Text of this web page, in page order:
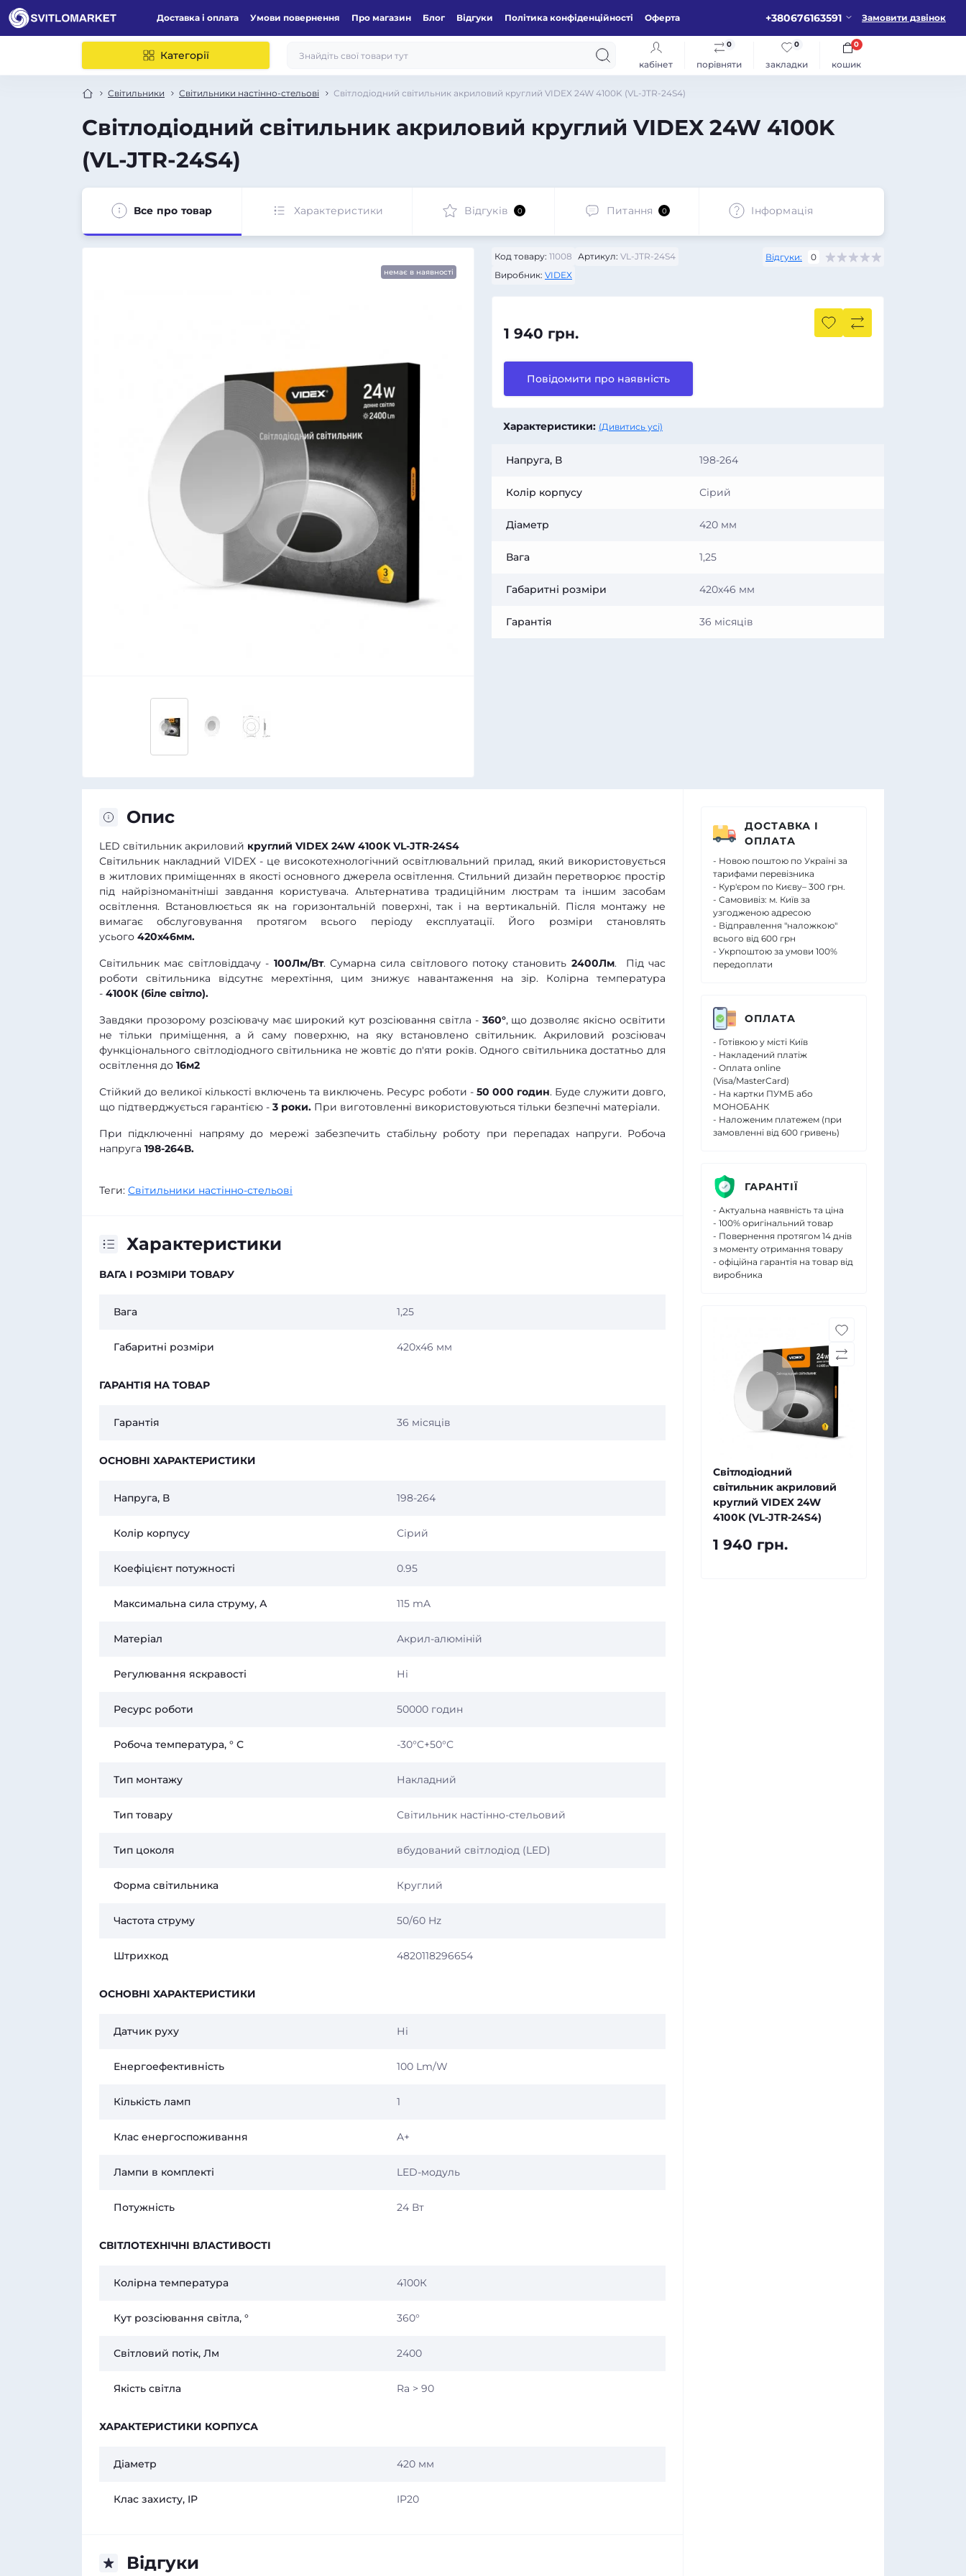
Доставка і оплата Умови повернення Про магазин Блог Відгуки Політика конфіденційності Оферта +380676163591 Замовити дзвінок
Категорії
кабінет порівняти
0
закладки
0
кошик
0
Світильники Світильники настінно-стельові Світлодіодний світильник акриловий круглий VIDEX 24W 4100K (VL-JTR-24S4)
Світлодіодний світильник акриловий круглий VIDEX 24W 4100K
(VL-JTR-24S4)
Все про товар Характеристики Відгуків 0 Питання 0 Iнформація
немає в наявності
Код товару: 11008 Артикул: VL-JTR-24S4
Виробник: VIDEX
Відгуки: 0
1 940 грн.
Повідомити про наявність
Характеристики: (Дивитись усі)
Напруга, В 198-264
Колір корпусу Сірий
Діаметр 420 мм
Вага 1,25
Габаритні розміри 420x46 мм
Гарантія 36 місяців
Опис
LED світильник акриловий круглий VIDEX 24W 4100K VL-JTR-24S4
Світильник накладний VIDEX - це високотехнологічний освітлювальний прилад, який використовується
в житлових приміщеннях в якості основного джерела освітлення. Стильний дизайн перетворює простір
під найрізноманітніші завдання користувача. Альтернатива традиційним люстрам та іншим засобам
освітлення. Встановлюється як на горизонтальній поверхні, так і на вертикальній. Після монтажу не
вимагає обслуговування протягом всього періоду експлуатації. Його розміри становлять
усього 420x46мм.
Світильник має світловіддачу - 100Лм/Вт. Сумарна сила світлового потоку становить 2400Лм. Під час
роботи світильника відсутнє мерехтіння, цим знижує навантаження на зір. Колірна температура
- 4100К (біле світло).
Завдяки прозорому розсіювачу має широкий кут розсіювання світла - 360°, що дозволяє якісно освітити
не тільки приміщення, а й саму поверхню, на яку встановлено світильник. Акриловий розсіювач
функціонального світлодіодного світильника не жовтіє до п'яти років. Одного світильника достатньо для
освітлення до 16м2
Стійкий до великої кількості включень та виключень. Ресурс роботи - 50 000 годин. Буде служити довго,
що підтверджується гарантією - 3 роки. При виготовленні використовуються тільки безпечні матеріали.
При підключенні напряму до мережі забезпечить стабільну роботу при перепадах напруги. Робоча
напруга 198-264В.
Теги: Світильники настінно-стельові
Характеристики
ВАГА І РОЗМІРИ ТОВАРУ
Вага 1,25
Габаритні розміри 420x46 мм
ГАРАНТІЯ НА ТОВАР
Гарантія 36 місяців
ОСНОВНІ ХАРАКТЕРИСТИКИ
Напруга, В 198-264
Колір корпусу Сірий
Коефіцієнт потужності 0.95
Максимальна сила струму, А 115 mA
Матеріал Акрил-алюміній
Регулювання яскравості Ні
Ресурс роботи 50000 годин
Робоча температура, ° С -30°C+50°С
Тип монтажу Накладний
Тип товару Світильник настінно-стельовий
Тип цоколя вбудований світлодіод (LED)
Форма світильника Круглий
Частота струму 50/60 Hz
Штрихкод 4820118296654
ОСНОВНІ ХАРАКТЕРИСТИКИ
Датчик руху Ні
Енергоефективність 100 Lm/W
Кількість ламп 1
Клас енергоспоживання A+
Лампи в комплекті LED-модуль
Потужність 24 Вт
СВІТЛОТЕХНІЧНІ ВЛАСТИВОСТІ
Колірна температура 4100К
Кут розсіювання світла, ° 360°
Світловий потік, Лм 2400
Якість світла Ra > 90
ХАРАКТЕРИСТИКИ КОРПУСА
Діаметр 420 мм
Клас захисту, IP IP20
Відгуки
ДОСТАВКА І
ОПЛАТА
- Новою поштою по Україні за
тарифами перевізника
- Кур'єром по Києву– 300 грн.
- Самовивіз: м. Київ за
узгодженою адресою
- Відправлення "наложкою"
всього від 600 грн
- Укрпоштою за умови 100%
передоплати
ОПЛАТА
- Готівкою у місті Київ
- Накладений платіж
- Оплата online
(Visa/MasterCard)
- На картки ПУМБ або
МОНОБАНК
- Наложеним платежем (при
замовленні від 600 гривень)
ГАРАНТІЇ
- Актуальна наявність та ціна
- 100% оригінальний товар
- Повернення протягом 14 днів
з моменту отримання товару
- офіційна гарантія на товар від
виробника
Світлодіодний
світильник акриловий
круглий VIDEX 24W
4100K (VL-JTR-24S4)
1 940 грн.